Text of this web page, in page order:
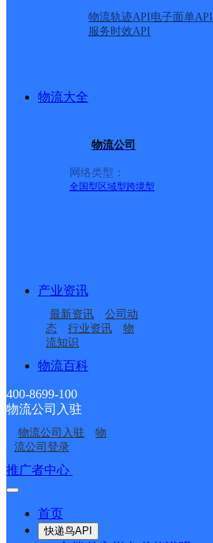
物流轨迹API电子面单API
服务时效API
物流大全
物流公司
网络类型：
全国型 区域型跨境型
产业资讯
最新资讯
公司动
态
行业资讯
物
流知识
物流百科
400-8699-100
物流公司入驻
物流公司入驻
物
流公司登录
推广者中心
首页
快递鸟API
雅安石棉县营业部
石棉县滨河路邮政支局
石棉县解放路邮政支局
雅安市挺进路邮政所
石棉县田湾邮政所
雅安市观化邮政所
接口API
API接口 DEMO下载